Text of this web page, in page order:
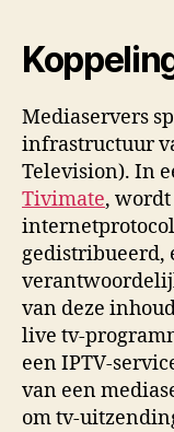
Mediaservers
infrastructuur
Television). In
Tivimate, wordt
gedistribueerd,
van deze
live tv-
een IPTV-
van een
om tv-